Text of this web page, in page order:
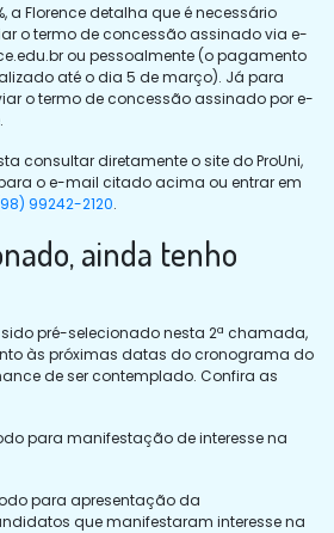
a Florence detalha que é necessário
o termo de concessão assinado via e-
ou pessoalmente (o pagamento
até o dia 5 de março). Já para
o termo de concessão assinado por e-
consultar diretamente o site do ProUni,
o e-mail citado acima ou entrar em
99242-2120.
ainda tenho
pré-selecionado nesta 2ª chamada,
às próximas datas do cronograma do
de ser contemplado. Confira as
para manifestação de interesse na
para apresentação da
que manifestaram interesse na